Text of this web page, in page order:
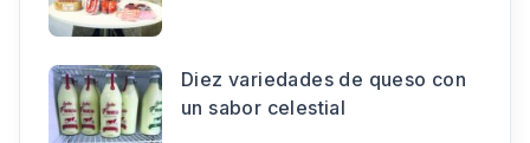
Diez variedades de queso con
un sabor celestial